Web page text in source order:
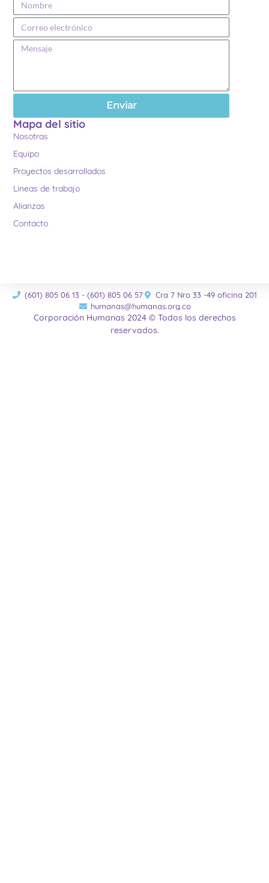
Enviar
Mapa del sitio
Nosotras
Equipo
Proyectos desarrollados
Lineas de trabajo
Alianzas
Contacto
(601) 805 06 13 - (601) 805 06 57
Cra 7 Nro 33 -49 oficina 201
humanas@humanas.org.co
Corporación Humanas 2024 © Todos los derechos
reservados.